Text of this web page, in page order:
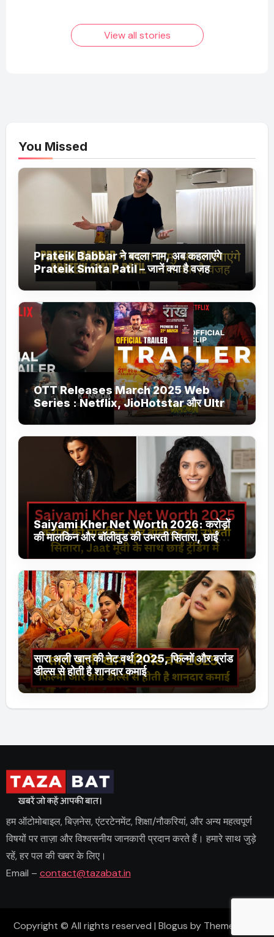
View all stories
You Missed
Prateik Babbar ने बदला नाम, अब कहलाएंगे
Prateik Smita Patil – जानें क्या है वजह
OTT Releases March 2025 Web
Series : Netflix, JioHotstar और Ultra
Jhakaas पर नई वेब सीरीज और फिल्में
Saiyami Kher Net Worth 2026: करोड़ों
की मालकिन और बॉलीवुड की उभरती सितारा, छाईं
ट्रेंडिंग में
सारा अली खान की नेट वर्थ 2025, फिल्मों और ब्रांड
डील्स से होती है शानदार कमाई
हम ऑटोमोबाइल, बिज़नेस, एंटरटेनमेंट, शिक्षा/नौकरियां, और अन्य महत्वपूर्ण
विषयों पर ताज़ा और विश्वसनीय जानकारी प्रदान करते हैं। हमारे साथ जुड़े
रहें, हर पल की खबर के लिए।
Email – contact@tazabat.in
Copyright © All rights reserved | Blogus by Themeansar